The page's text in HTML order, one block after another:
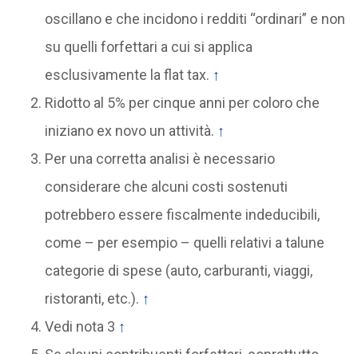
oscillano e che incidono i redditi “ordinari” e non
su quelli forfettari a cui si applica
esclusivamente la flat tax. ↑
Ridotto al 5% per cinque anni per coloro che
iniziano ex novo un attività. ↑
Per una corretta analisi è necessario
considerare che alcuni costi sostenuti
potrebbero essere fiscalmente indeducibili,
come – per esempio – quelli relativi a talune
categorie di spese (auto, carburanti, viaggi,
ristoranti, etc.). ↑
Vedi nota 3 ↑